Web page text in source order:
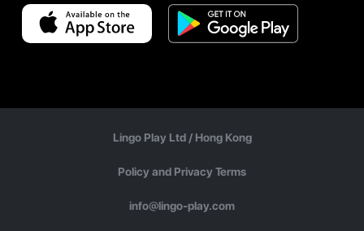
Lingo Play Ltd / Hong Kong
Policy and Privacy Terms
info@lingo-play.com